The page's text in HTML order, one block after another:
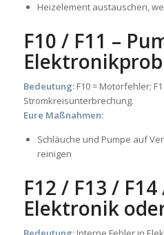
Heizelement austauschen,
F10 / F11 –
Bedeutung:F10 = Motorfehler;
Stromkreisunterbrechung.
Eure Maßnahmen:
Schläuche und Pumpe auf
reinigen
F12 / F13 / F14
Elektronik